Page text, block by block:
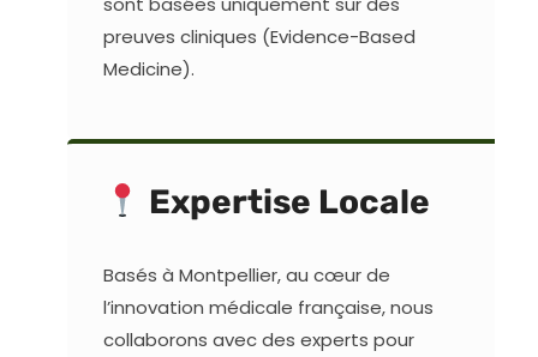
preuves cliniques (Evidence-Based
Medicine).
Expertise Locale
Basés à Montpellier, au cœur de
l’innovation médicale française, nous
collaborons avec des experts pour